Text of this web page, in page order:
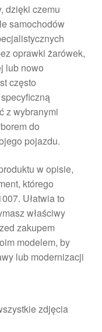
dzięki czemu
samochodów
oprawki żarówek,
lub nowo
często
z wybranymi
do
pojazdu.
w opisie,
którego
Ułatwia to
właściwy
zakupem
modelem, by
lub modernizacji
zdjęcia